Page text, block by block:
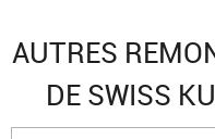
AUTRES
DE SWISS